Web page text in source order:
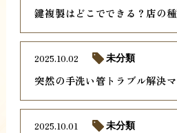
鍵複製はどこでできる？店の
突然の手洗い管トラブル解決
2025.10.02 未分類
2025.10.01 未分類